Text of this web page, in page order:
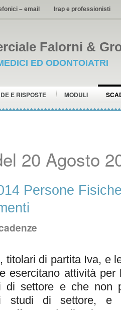
– email Irap e professionisti
Falorni &
ED ODONTOIATRI
E RISPOSTE MODULI
20 Agosto
Persone
titolari di partita Iva, e
esercitano attività
di settore e che non
studi di settore,